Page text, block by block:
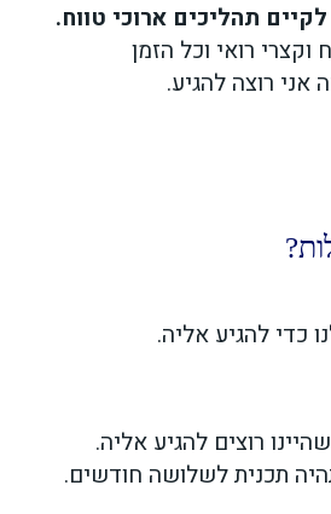
תהליכים ארוכי טווח.
רואי וכל הזמן
אני רוצה להגיע.
כדי להגיע אליה.
רוצים להגיע אליה.
תכנית לשלושה חודשים.